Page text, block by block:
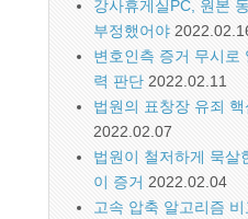
강사휴게실PC, 원본
부정했어야
변호인측 증거 무시로
력 판단 2022.02.11
법원의 표창장 유죄
2022.02.07
법원이 철저하게 묵살
이 증거 2022.02.04
고속 압축 알고리즘